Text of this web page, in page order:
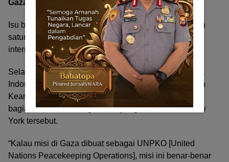
Gaza?
Isu biaya ini telah dipertanyakan berbagai pihak, salah
satunya oleh Dewi Fortuna Anwar, pakar hubungan
internasional di Badan Riset dan Inovasi Nasional.
Selama puluhan tahun, kata Dewi, keterlibatan tentara
Indonesia di misi penjaga perdamaian dibiayai Dewan
Keamanan PBB. Alasannya, operasi itu merupakan
bagian dari mandat organisasi yang bermarkas di New
York tersebut.
“Kalau misi di Gaza dibuat sebagai UNPKO [United
Nations Peacekeeping Operations], misi ini benar-benar